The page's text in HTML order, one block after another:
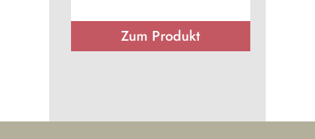
Zum Produkt